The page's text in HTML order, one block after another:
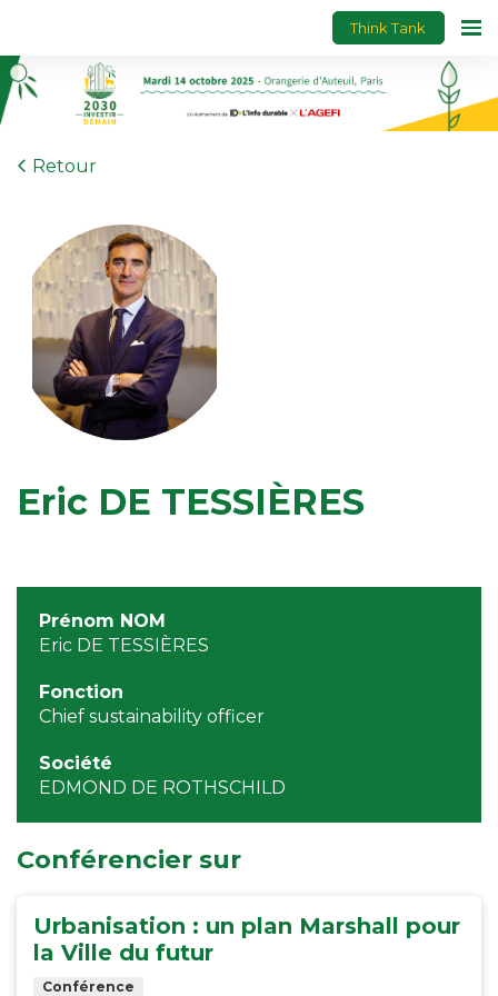
Think Tank
Retour
Eric DE TESSIÈRES
Prénom NOM
Eric DE TESSIÈRES
Fonction
Chief sustainability officer
Société
EDMOND DE ROTHSCHILD
Conférencier sur
Urbanisation : un plan Marshall pour
la Ville du futur
Conférence